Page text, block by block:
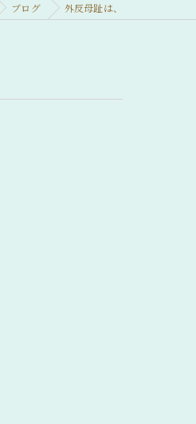
ブログ 外反母趾は、